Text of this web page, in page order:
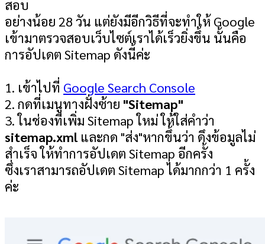
สอบ
อย่างน้อย 28 วัน แต่ยังมีอีกวิธีที่จะทำให้ Google
เข้ามาตรวจสอบเว็บไซต์เราได้เร็วยิ่งขึ้น นั้นคือ
การอัปเดต Sitemap ดังนี้ค่ะ
1. เข้าไปที่ Google Search Console
2. กดที่เมนูทางฝั่งซ้าย "Sitemap"
3. ในช่องที่เพิ่ม Sitemap ใหม่ ให้ใส่คำว่า
sitemap.xml และกด "ส่ง"หากขึ้นว่า ดึงข้อมูลไม่
สำเร็จ ให้ทำการอัปเดต Sitemap อีกครั้ง
ซึ่งเราสามารถอัปเดต Sitemap ได้มากกว่า 1 ครั้ง
ค่ะ